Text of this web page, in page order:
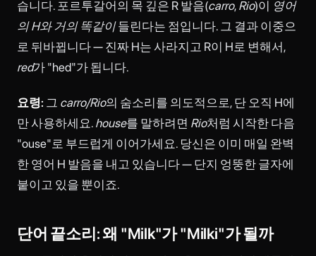
습니다. 포르투갈어의 목 깊은 R 발음(carro, Rio)이 영어
의 H와 거의 똑같이들린다는 점입니다. 그 결과 이중으
로 뒤바뀝니다 — 진짜 H는 사라지고 R이 H로 변해서,
red가 "hed"가 됩니다.
요령: 그 carro/Rio의 숨소리를 의도적으로, 단 오직 H에
만 사용하세요. house를 말하려면 Rio처럼 시작한 다음
"ouse"로 부드럽게 이어가세요. 당신은 이미 매일 완벽
한 영어 H 발음을 내고 있습니다 — 단지 엉뚱한 글자에
붙이고 있을 뿐이죠.
단어 끝소리: 왜 "Milk"가 "Milki"가 될까